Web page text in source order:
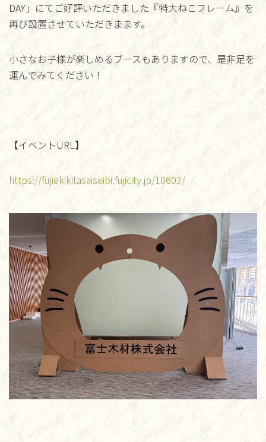
DAY」にてご好評いただきました『特大ねこフレーム』を
再び設置させていただきまます。
小さなお子様が楽しめるブースもありますので、是非足を
運んでみてください！
【イベントURL】
https://fujiekikitasaiseibi.fujicity.jp/10603/